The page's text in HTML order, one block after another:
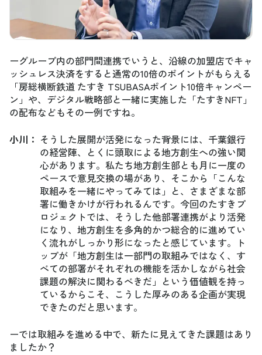
ーグループ内の部門間連携でいうと、沿線の加盟店でキャ
ッシュレス決済をすると通常の10倍のポイントがもらえる
「房総横断鉄道 たすき TSUBASAポイント10倍キャンペー
ン」や、デジタル戦略部と一緒に実施した「たすきNFT」
の配布などもその一例ですね。
小川 ： そうした展開が活発になった背景には、千葉銀行
の経営陣、とくに頭取による地方創生への強い関
心があります。私たち地方創生部とも月に一度の
ペースで意見交換の場があり、そこから「こんな
取組みを一緒にやってみては」と、さまざまな部
署に働きかけが行われるんです。今回のたすきプ
ロジェクトでは、そうした他部署連携がより活発
になり、地方創生を多角的かつ総合的に進めてい
く流れがしっかり形になったと感じています。ト
ップが「地方創生は一部門の取組みではなく、す
べての部署がそれぞれの機能を活かしながら社会
課題の解決に関わるべきだ」という価値観を持っ
ているからこそ、こうした厚みのある企画が実現
できたのだと思います。
ーでは取組みを進める中で、新たに見えてきた課題はあり
ましたか？